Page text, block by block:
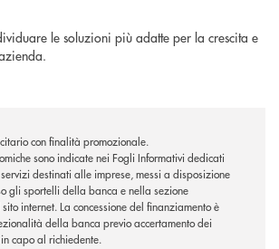
le soluzioni più adatte per la crescita e
con finalità promozionale.
sono indicate nei Fogli Informativi dedicati
destinati alle imprese, messi a disposizione
gli sportelli della banca e nella sezione
internet. La concessione del finanziamento è
della banca previo accertamento dei
capo al richiedente.